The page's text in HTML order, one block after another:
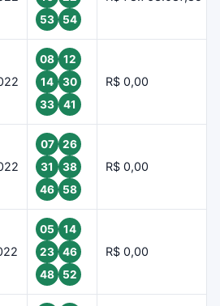
53
54
08
12
14
30
33
41
R$ 0,00
07
26
31
38
46
58
R$ 0,00
05
14
23
46
48
52
R$ 0,00